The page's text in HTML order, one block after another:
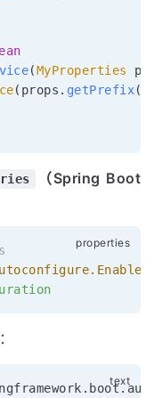
(MyProperties
( props . getPrefix(
（Spring Boot